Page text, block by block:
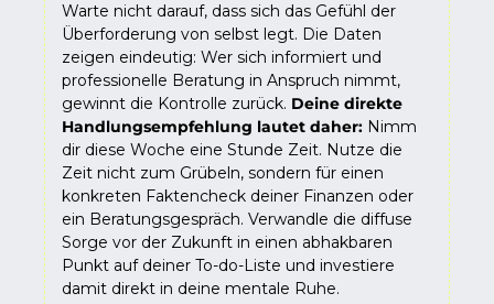
Warte nicht darauf, dass sich das Gefühl der
Überforderung von selbst legt. Die Daten
zeigen eindeutig: Wer sich informiert und
professionelle Beratung in Anspruch nimmt,
gewinnt die Kontrolle zurück. Deine direkte
Handlungsempfehlung lautet daher: Nimm
dir diese Woche eine Stunde Zeit. Nutze die
Zeit nicht zum Grübeln, sondern für einen
konkreten Faktencheck deiner Finanzen oder
ein Beratungsgespräch. Verwandle die diffuse
Sorge vor der Zukunft in einen abhakbaren
Punkt auf deiner To-do-Liste und investiere
damit direkt in deine mentale Ruhe.